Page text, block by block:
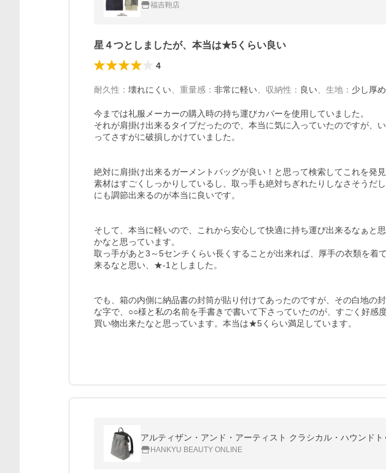
福吉鞄店
星４つとしましたが、本当は★5くらい良い
4
耐久性 ： 壊れにくい 重量感 ： 非常に軽い 収納性 ： 良い 生地 ： 少し厚め
今までは礼服メーカーの購入時の持ち運びカバーを使用していました。
それが肩掛け出来るタイプだったので、本当に気に入っていたのですが、
ってさすがに破損しかけていました。
絶対に肩掛け出来るガーメントバッグが良い！と思って検索してこれを発見
素材はすごくしっかりしているし、取っ手も絶対ちぎれたりしなさそうだ
にも調節出来るのが本当に良いです。
そして、本当に軽いので、これから安心して快適に持ち運び出来るなぁと
かなと思っています。
取っ手があと3～5センチくらい長くすることが出来れば、厚手の衣類を着
来るなと思い、★-1としました。
でも、箱の内側に納品書の封筒が貼り付けてあったのですが、その白地の
な字で、○○様と私の名前を手書きで書いて下さっていたのが、すごく好感
買い物出来たなと思っています。本当は★5くらい満足しています。
アルティザン・アンド・アーティスト クラシカル・ハウンド
HANKYU BEAUTY ONLINE